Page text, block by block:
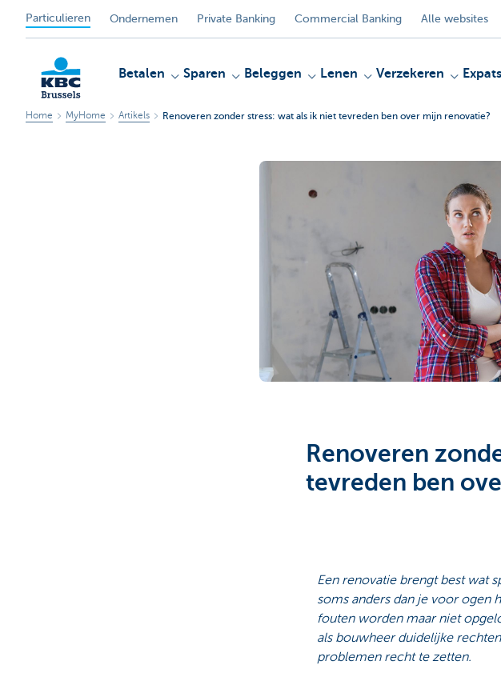
Particulieren Ondernemen Private Banking Commercial Banking Alle websites
Betalen Sparen Beleggen Lenen Verzekeren Expats
Home MyHome Artikels Renoveren zonder stress: wat als ik niet tevreden ben over mijn renovatie?
Renoveren
tevreden ben
Een renovatie brengt best wat
soms anders dan je voor ogen
fouten worden maar niet
als bouwheer duidelijke
problemen recht te zetten.